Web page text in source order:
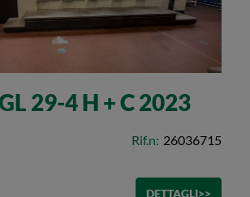
29-4 H + C 2023
Rif.n: 26036715
DETTAGLI>>